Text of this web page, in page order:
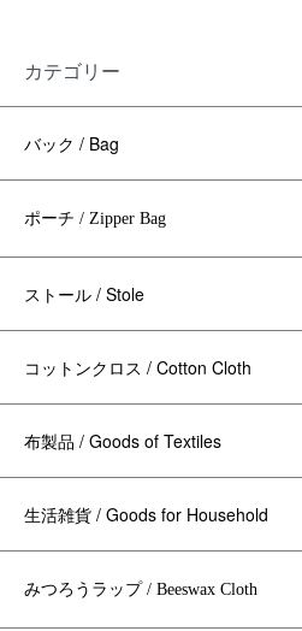
カテゴリー
バック / Bag
ポーチ / Zipper Bag
ストール / Stole
コットンクロス / Cotton Cloth
布製品 / Goods of Textiles
生活雑貨 / Goods for Household
みつろうラップ / Beeswax Cloth